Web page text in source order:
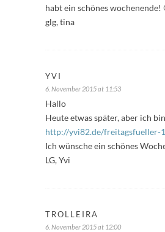
habt ein schönes wochenende!
glg, tina
YVI
6. November 2015 at 11:53
Hallo
Heute etwas später, aber ich
http://yvi82.de/freitagsfueller-
Ich wünsche ein schönes
LG, Yvi
TROLLEIRA
6. November 2015 at 12:00